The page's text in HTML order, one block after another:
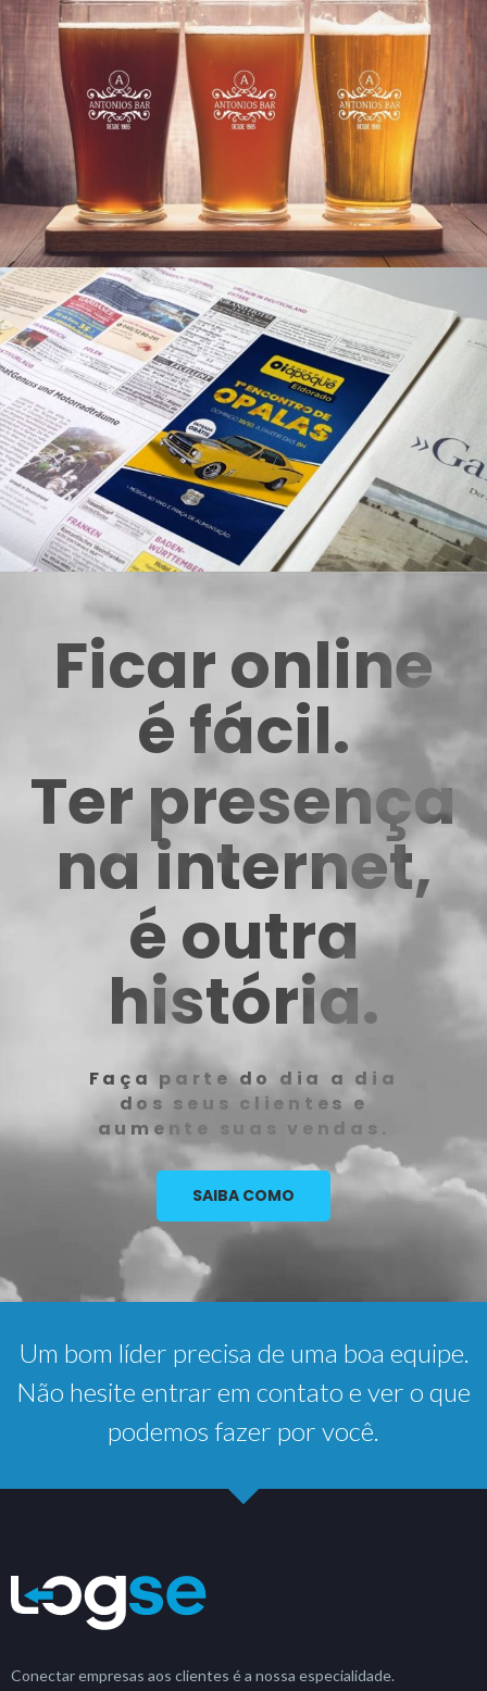
Ter presença
na internet,
é outra
história.
Ficar online
é fácil.
Faça parte do dia a dia
dos seus clientes e
aumente suas vendas.
SAIBA COMO
Um bom líder precisa de uma boa equipe.
Não hesite entrar em contato e ver o que
podemos fazer por você.
Conectar empresas aos clientes é a nossa especialidade.